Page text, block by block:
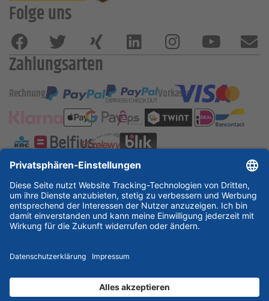
Folge uns
Zahlungsarten
Rechnung Vorkasse
ESSKA International
new
new new